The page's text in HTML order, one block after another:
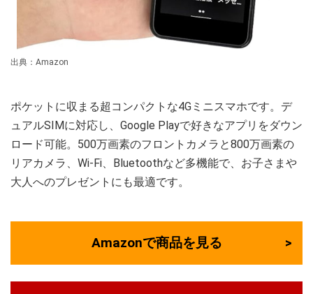
出典：Amazon
ポケットに収まる超コンパクトな4Gミニスマホです。デ
ュアルSIMに対応し、Google Playで好きなアプリをダウン
ロード可能。500万画素のフロントカメラと800万画素の
リアカメラ、Wi-Fi、Bluetoothなど多機能で、お子さまや
大人へのプレゼントにも最適です。
Amazonで商品を見る